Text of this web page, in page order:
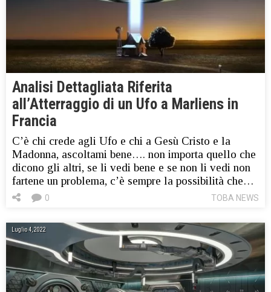
Analisi Dettagliata Riferita
all’Atterraggio di un Ufo a Marliens in
Francia
C’è chi crede agli Ufo e chi a Gesù Cristo e la
Madonna, ascoltami bene…. non importa quello che
dicono gli altri, se li vedi bene e se non li vedi non
fartene un problema, c’è sempre la possibilità che…
TOBA NEWS
0
Luglio 4, 2022